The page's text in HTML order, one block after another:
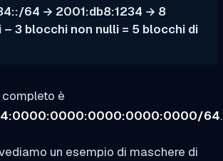
64 → 2001:db8:1234 → 8
3 blocchi non nulli = 5 blocchi di
completo è
64.
un esempio di maschere di